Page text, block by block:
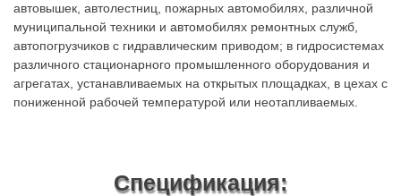
автовышек, автолестниц, пожарных автомобилях, различной
муниципальной техники и автомобилях ремонтных служб,
автопогрузчиков с гидравлическим приводом; в гидросистемах
различного стационарного промышленного оборудования и
агрегатах, устанавливаемых на открытых площадках, в цехах с
пониженной рабочей температурой или неотапливаемых.
Спецификация: